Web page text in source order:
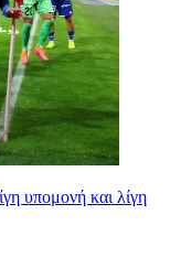
υπομονή και λίγη